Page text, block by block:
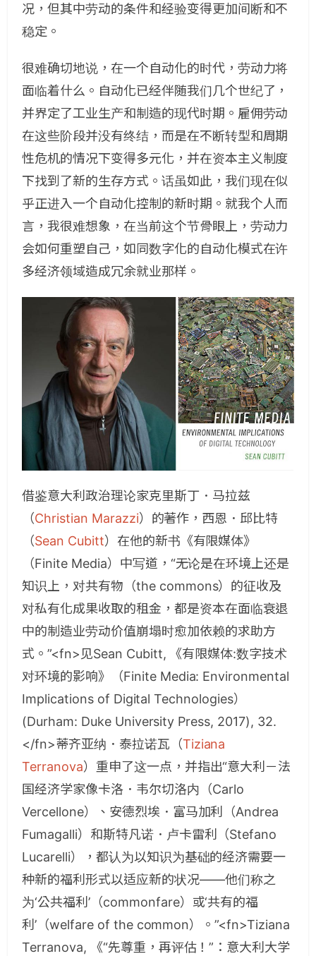
况，但其中劳动的条件和经验变得更加间断和不
稳定。
很难确切地说，在一个自动化的时代，劳动力将
面临着什么。自动化已经伴随我们几个世纪了，
并界定了工业生产和制造的现代时期。雇佣劳动
在这些阶段并没有终结，而是在不断转型和周期
性危机的情况下变得多元化，并在资本主义制度
下找到了新的生存方式。话虽如此，我们现在似
乎正进入一个自动化控制的新时期。就我个人而
言，我很难想象，在当前这个节骨眼上，劳动力
会如何重塑自己，如同数字化的自动化模式在许
多经济领域造成冗余就业那样。
借鉴意大利政治理论家克里斯丁．马拉兹
（Christian Marazzi）的著作，西恩．邱比特
（Sean Cubitt）在他的新书《有限媒体》
（Finite Media）中写道，“无论是在环境上还是
知识上，对共有物（the commons）的征收及
对私有化成果收取的租金，都是资本在面临衰退
中的制造业劳动价值崩塌时愈加依赖的求助方
式。”<fn>见Sean Cubitt, 《有限媒体:数字技术
对环境的影响》（Finite Media: Environmental
Implications of Digital Technologies）
(Durham: Duke University Press, 2017), 32.
</fn>蒂齐亚纳．泰拉诺瓦（Tiziana
Terranova）重申了这一点，并指出“意大利－法
国经济学家像卡洛．韦尔切洛内（Carlo
Vercellone）、安德烈埃．富马加利（Andrea
Fumagalli）和斯特凡诺．卢卡雷利（Stefano
Lucarelli），都认为以知识为基础的经济需要一
种新的福利形式以适应新的状况——他们称之
为‘公共福利’（commonfare）或‘共有的福
利’（welfare of the common）。”<fn>Tiziana
Terranova, 《“先尊重，再评估！”：意大利大学